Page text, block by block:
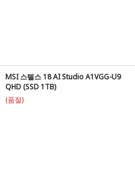
MSI 스텔스 18 AI Studio A1VGG-U9
QHD (SSD 1TB)
(품절)